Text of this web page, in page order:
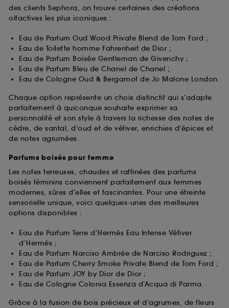
des clients Sephora, on trouve certaines des créations
olfactives les plus iconiques :
Eau de Parfum Oud Wood Private Blend de Tom Ford ;
Eau de Toilette homme Fahrenheit de Dior ;
Eau de Parfum Boisée Gentleman de Givenchy ;
Eau de Parfum Bleu de Chanel de Chanel ;
Eau de Cologne Oud & Bergamot de Jo Malone London.
Chaque option représente un choix distinctif qui s’adapte
parfaitement à quiconque souhaite exprimer sa
personnalité et son style à travers la richesse des notes de
cèdre, de santal, d’oud et de vétiver, enrichies d’épices et
de notes agrumées.
Parfums boisés pour femme
Les notes terreuses, chaudes et raffinées des parfums
boisés féminins conviennent parfaitement aux femmes
modernes, sûres d’elles et fascinantes. Pour une étreinte
sensorielle unique, voici quelques-unes des meilleures
options disponibles :
Eau de Parfum Terre d’Hermès Eau Intense Vétiver
d’Hermès ;
Eau de Parfum Narciso Ambrée de Narciso Rodriguez ;
Eau de Parfum Cherry Smoke Private Blend de Tom Ford ;
Eau de Parfum JOY by Dior de Dior ;
Eau de Cologne Colonia Essenza d’Acqua di Parma.
Grâce à la fusion de bois précieux et d’agrumes, de fleurs